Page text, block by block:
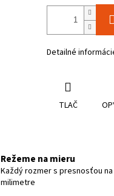
Detailné
TLAČ
Režeme na mieru
Každý rozmer s presnosťou na
milimetre